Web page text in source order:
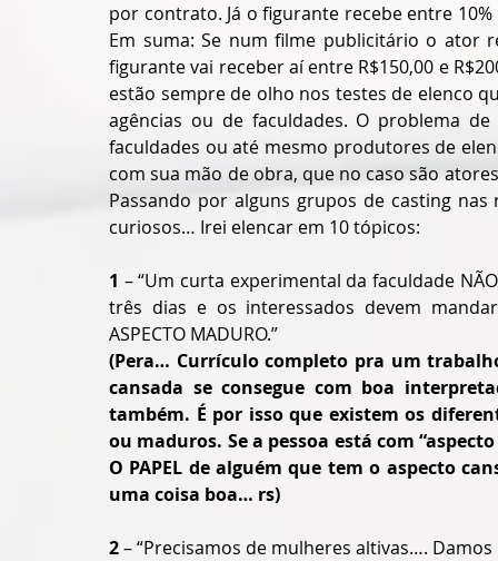
por contrato. Já o figurante recebe entre
Em suma: Se num filme publicitário o ator
figurante vai receber aí entre R$150,00 e
estão sempre de olho nos testes de elenco
agências ou de faculdades. O problema
faculdades ou até mesmo produtores de
com sua mão de obra, que no caso são
Passando por alguns grupos de casting
curiosos… Irei elencar em 10 tópicos:
1 – “Um curta experimental da faculdade
três dias e os interessados devem
ASPECTO MADURO.”
(Pera… Currículo completo pra um
cansada se consegue com boa
também. É por isso que existem os
ou maduros. Se a pessoa está com
O PAPEL de alguém que tem o aspecto
uma coisa boa… rs)
2 – “Precisamos de mulheres altivas…. Damos